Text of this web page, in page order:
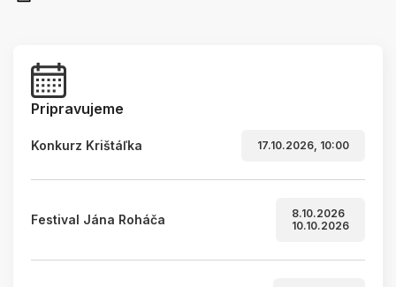
Pripravujeme
Konkurz Krištáľka 17.10.2026, 10:00
Festival Jána Roháča
8.10.2026
10.10.2026